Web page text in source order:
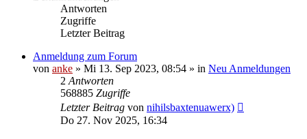
Antworten
Zugriffe
Letzter Beitrag
Anmeldung zum Forum
von anke » Mi 13. Sep 2023, 08:54 » in Neu Anmeldungen
2 Antworten
568885 Zugriffe
Letzter Beitrag von nihilsbaxtenuawerx)
Do 27. Nov 2025, 16:34